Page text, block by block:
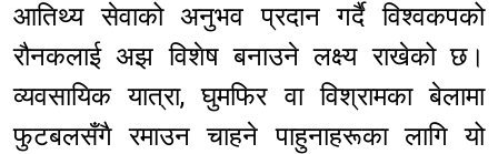
आतिथ्य सेवाको अनुभव प्रदान गर्दै विश्वकपको
रौनकलाई अझ विशेष बनाउने लक्ष्य राखेको छ।
व्यवसायिक यात्रा, घुमफिर वा विश्रामका बेलामा
फुटबलसँगै रमाउन चाहने पाहुनाहरूका लागि यो